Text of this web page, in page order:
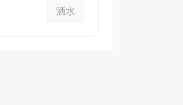
酒水